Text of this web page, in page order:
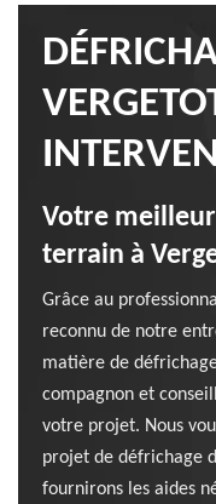
Votre
terrain à
Grâce au
reconnu de notre
matière de
compagnon et
votre projet. Nous
projet de défrichage
fournirons les aides